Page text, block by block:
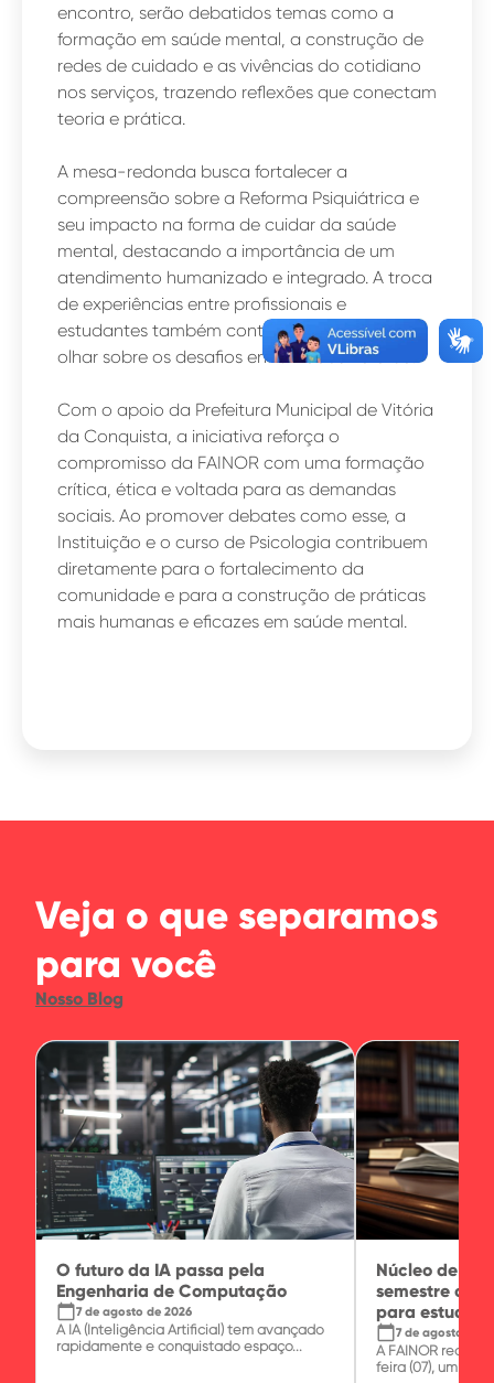
encontro, serão debatidos temas como a
formação em saúde mental, a construção de
redes de cuidado e as vivências do cotidiano
nos serviços, trazendo reflexões que conectam
teoria e prática.
A mesa-redonda busca fortalecer a
compreensão sobre a Reforma Psiquiátrica e
seu impacto na forma de cuidar da saúde
mental, destacando a importância de um
atendimento humanizado e integrado. A troca
de experiências entre profissionais e
estudantes também contribui para ampliar o
olhar sobre os desafios enfrentados na área.
Com o apoio da Prefeitura Municipal de Vitória
da Conquista, a iniciativa reforça o
compromisso da FAINOR com uma formação
crítica, ética e voltada para as demandas
sociais. Ao promover debates como esse, a
Instituição e o curso de Psicologia contribuem
diretamente para o fortalecimento da
comunidade e para a construção de práticas
mais humanas e eficazes em saúde mental.
Veja o que separamos
para você
Nosso Blog
O futuro da IA passa pela
Engenharia de Computação
calendar_today7 de agosto de 2026
A IA (Inteligência Artificial) tem avançado
rapidamente e conquistado espaço...
Núcleo de
semestre
para
calendar_today7 de agosto de
A FAINOR
feira (07), um